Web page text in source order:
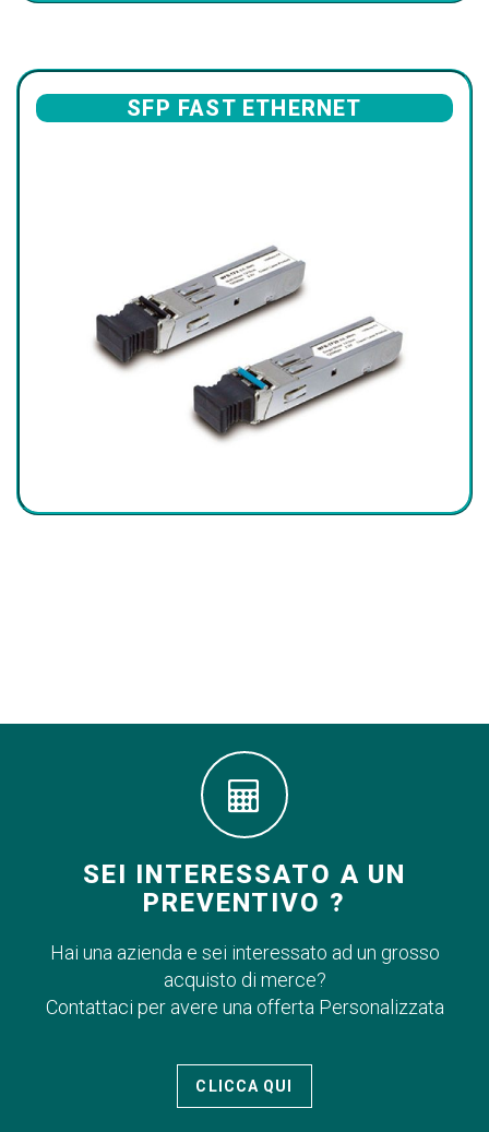
SFP FAST ETHERNET
SEI INTERESSATO A UN
PREVENTIVO ?
Hai una azienda e sei interessato ad un grosso
acquisto di merce?
Contattaci per avere una offerta Personalizzata
CLICCA QUI